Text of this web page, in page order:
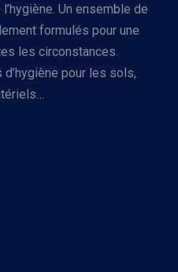
Un ensemble de
formulés pour une
les circonstances.
pour les sols,